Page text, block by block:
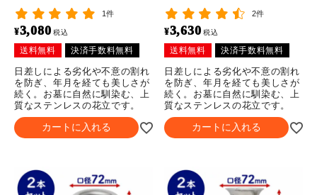
1件
¥3,080 税込
送料無料 決済手数料無料
日差しによる劣化や不意の割れ
を防ぎ、年月を経ても美しさが
続く。お墓に自然に馴染む、上
質なステンレスの花立です。
カートに入れる
2件
¥3,630 税込
送料無料 決済手数料無料
日差しによる劣化や不意の割れ
を防ぎ、年月を経ても美しさが
続く。お墓に自然に馴染む、上
質なステンレスの花立です。
カートに入れる